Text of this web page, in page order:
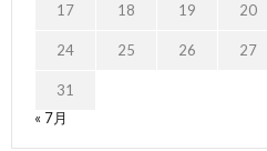
17 18 19 20
24 25 26 27
31
« 7月